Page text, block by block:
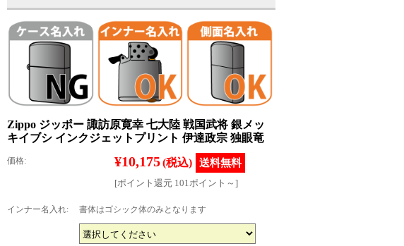
Zippo ジッポー 諏訪原寛幸 七大陸 戦国武将 銀メッ
キイブシ インクジェットプリント 伊達政宗 独眼竜
価格: ¥10,175(税込)
[ポイント還元 101ポイント～]
インナー名入れ: 書体はゴシック体のみとなります